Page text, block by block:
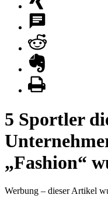
5 Sportler
„Fashion“
Werbung – dieser Artikel